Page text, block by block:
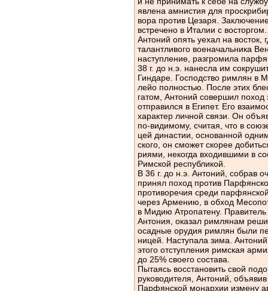
явлена амнистия для
вора против Цезаря.
встречено в Италии с восторгом.
Антоний опять уехал на восток,
талантливого военачальника
наступление, разгромила
38 г. до н.э. нанесла им
Гиндаре. Господство римлян в
лейо полностью. После этих
гатом, Антоний совершил поход
отправился в Египет. Его
характер личной связи. Он
по-видимому, считая, что в
цей династии, основанной
ского, он сможет скорее
риями, некогда входившими в
Римской республикой.
В 36 г. до н.э. Антоний, собрав
принял поход против
противоречия среди
через Армению, в обход
в Мидию Атропатену.
Антония, оказал римлянам
осадные орудия римлян были
ницей. Наступала зима.
этого отступления римская
до 25% своего состава.
Пытаясь восстановить свой
руководителя, Антоний,
Парфянской монархии измену